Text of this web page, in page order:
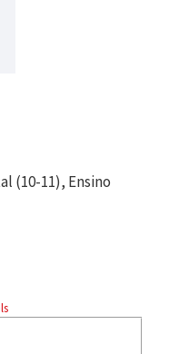
(10-11), Ensino